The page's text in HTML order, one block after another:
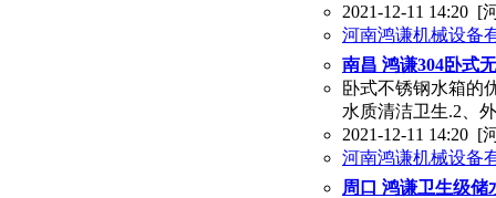
2021-12-11 14:20 [
河南鸿谦机械设备
南昌 鸿谦304卧式
卧式不锈钢水箱的
水质清洁卫生.2、
2021-12-11 14:20 [
河南鸿谦机械设备
周口 鸿谦卫生级储